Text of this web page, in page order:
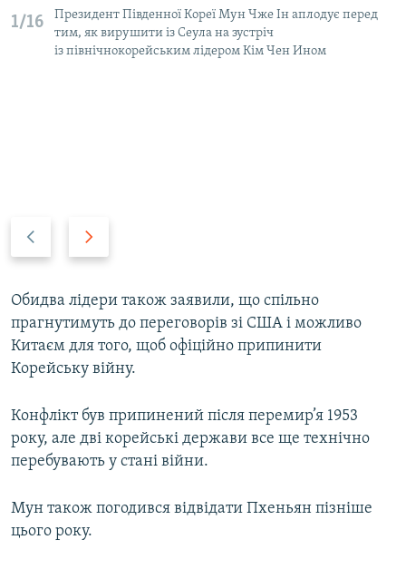
1/16
Президент Південної Кореї Мун Чже Ін аплодує перед
тим, як вирушити із Сеула на зустріч
із північнокорейським лідером Кім Чен Ином
v
i
o
u
s
l
i
e
t
s
l
i
e
Обидва лідери також заявили, що спільно
прагнутимуть до переговорів зі США і можливо
Китаєм для того, щоб офіційно припинити
Корейську війну.
Конфлікт був припинений після перемир’я 1953
року, але дві корейські держави все ще технічно
перебувають у стані війни.
Мун також погодився відвідати Пхеньян пізніше
цього року.